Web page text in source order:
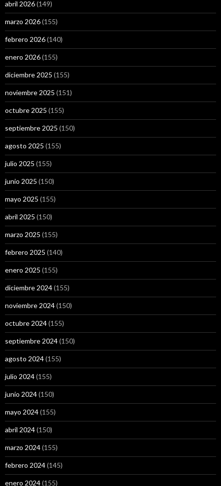
abril 2026(149)
marzo 2026(155)
febrero 2026(140)
enero 2026(155)
diciembre 2025 (155)
noviembre 2025 (151)
octubre 2025 (155)
septiembre 2025 (150)
agosto 2025 (155)
julio 2025 (155)
junio 2025 (150)
mayo 2025 (155)
abril 2025 (150)
marzo 2025 (155)
febrero 2025 (140)
enero 2025 (155)
diciembre 2024(155)
noviembre 2024(150)
octubre 2024(155)
septiembre 2024(150)
agosto 2024(155)
julio 2024(155)
junio 2024(150)
mayo 2024(155)
abril 2024(150)
marzo 2024(155)
febrero 2024(145)
enero 2024(155)